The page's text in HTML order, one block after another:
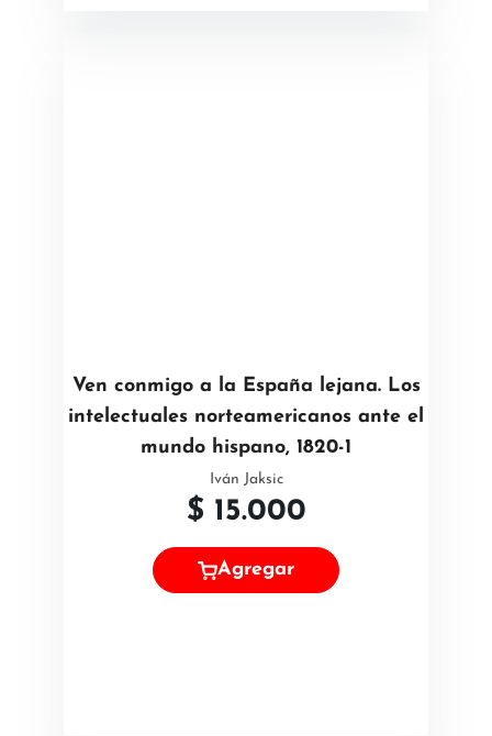
Ven conmigo a la España lejana. Los
intelectuales norteamericanos ante el
mundo hispano, 1820-1
Iván Jaksic
$ 15.000
Agregar